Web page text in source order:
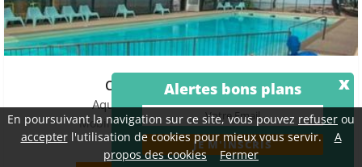
Camping Le Paradis★★★★
Aquitaine - Carcans maubuisson
Mobil home - Terrasse - Clim - TV 8 pers.
Alertes bons plans x
En poursuivant la navigation sur ce site, vous pouvez refuser ou
accepterl'utilisation de cookies pour mieux vous servir.
A
propos des cookies
Fermer